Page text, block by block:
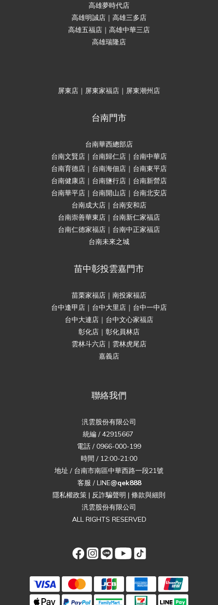
高雄夢時代店
高雄明誠店｜高雄三多店
高雄五福店｜高雄中華三店
高雄瑞隆店
屏東店｜屏東家福店｜屏東潮州店
台南門市
台南華西總部店
台南文賢店｜台南歸仁店｜台南中華店
台南育德店｜台南海佃店｜台南東平店
台南健康店｜台南鹽行店｜台南新營店
台南華平店｜台南開山店｜台南北安店
台南成大店｜台南安和店
台南崇善華東店｜台南新仁家福店
台南仁德家福店｜台南中正家福店
台南未來之城
苗中彰投雲嘉門市
苗栗家福店｜南投家福店
台中逢甲店｜台中大里店｜台中一中店
台中大連店｜台中文心家福店
彰化店｜彰化員林店
雲林斗六店｜雲林虎尾店
嘉義店
聯絡我們
汎雲股份有限公司
統編 / 42915667
電話 / 0966-000-199
時間 / 12:00-21:00
地址 / 台南市南區中華西路一段21號
客服 / LINE@qek888
隱私權政策 | 反詐騙聲明 | 條款與細則
汎雲股份有限公司
ALL RIGHTS RESERVED